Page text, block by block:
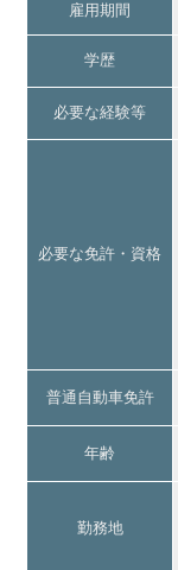
雇用期間
学歴
必要な経験等
必要な免許・資格
普通自動車免許
年齢
勤務地